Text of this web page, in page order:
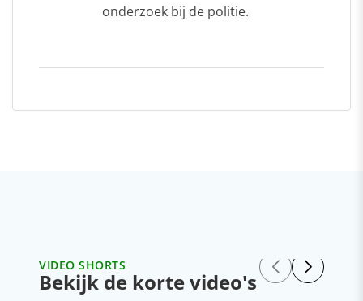
onderzoek bij de politie.
VIDEO SHORTS
Bekijk de korte video's